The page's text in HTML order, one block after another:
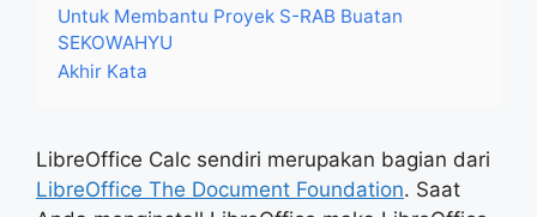
Untuk Membantu Proyek S-RAB Buatan
SEKOWAHYU
Akhir Kata
LibreOffice Calc sendiri merupakan bagian dari
LibreOffice The Document Foundation. Saat